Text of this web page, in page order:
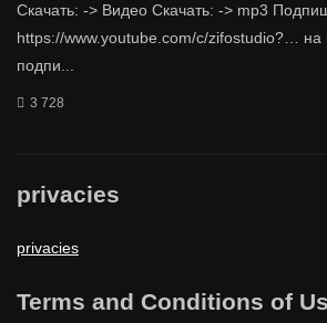
Скачать: -> Видео Скачать: -> mp3
https://www.youtube.com/c/zifostudio?…
подпи...
3 728
privacies
privacies
Terms and Conditions of